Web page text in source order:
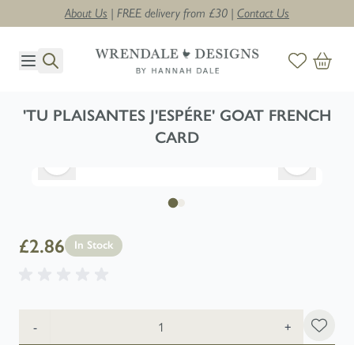
About Us | FREE delivery from £30 | Contact Us
'TU PLAISANTES J'ESPÉRE' GOAT FRENCH
CARD
£2.86 In Stock
-
+